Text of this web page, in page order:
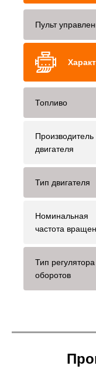
Пульт
Топливо
Производитель
двигателя
Тип двигателя
Номинальная
частота
Тип регулятора
оборотов